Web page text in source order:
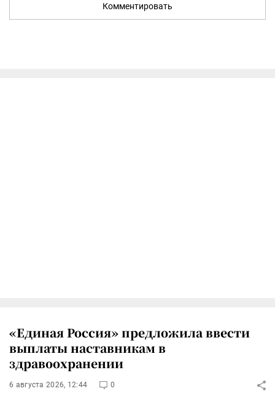
Комментировать
«Единая Россия» предложила ввести
выплаты наставникам в
здравоохранении
6 августа 2026, 12:44 0